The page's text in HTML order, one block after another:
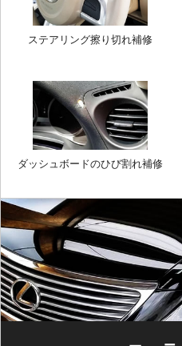
ステアリング擦り切れ補修
ダッシュボードのひび割れ補修